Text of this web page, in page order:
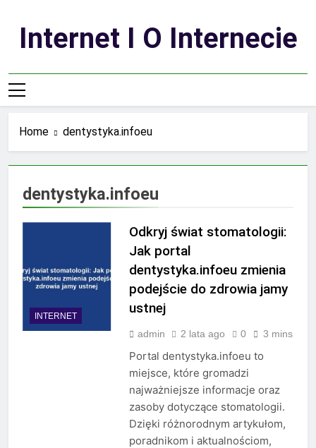
contentInternet I O Internecie
Home dentystyka.infoeu
dentystyka.infoeu
INTERNET
Odkryj świat stomatologii:
Jak portal
dentystyka.infoeu zmienia
podejście do zdrowia jamy
ustnej
admin 2 lata ago 0 3 mins
Portal dentystyka.infoeu to
miejsce, które gromadzi
najważniejsze informacje oraz
zasoby dotyczące stomatologii.
Dzięki różnorodnym artykułom,
poradnikom i aktualnościom,